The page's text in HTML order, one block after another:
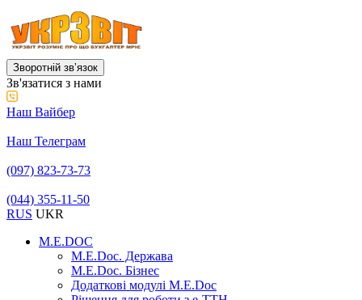
Зворотній звʼязок
Зв'язатися з нами
Наш Вайбер
Наш Телеграм
(097) 823-73-73
(044) 355-11-50
RUS UKR
M.E.DOC
M.E.Doc. Держава
M.E.Doc. Бізнес
Додаткові модулі M.E.Doc